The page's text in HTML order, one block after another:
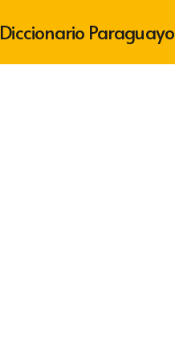
Diccionario Paraguayo